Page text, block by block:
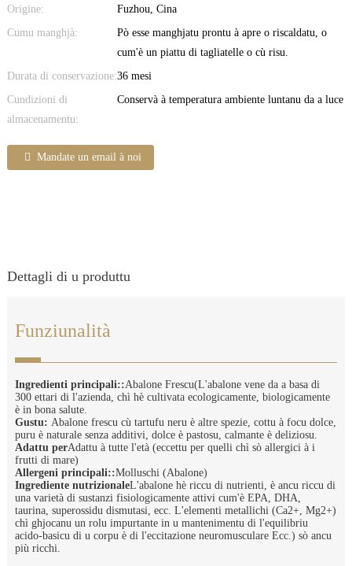
Origine:
Fuzhou, Cina
Cumu manghjà:
Pò esse manghjatu prontu à apre o riscaldatu, o
cum'è un piattu di tagliatelle o cù risu.
Durata di conservazione:36 mesi
Cundizioni di
almacenamentu:
Conservà à temperatura ambiente luntanu da a luce
Mandate un email à noi
Dettagli di u produttu
Funziunalità
Ingredienti principali::Abalone Frescu(L'abalone vene da a basa di
300 ettari di l'azienda, chì hè cultivata ecologicamente, biologicamente
è in bona salute.
Gustu: Abalone frescu cù tartufu neru è altre spezie, cottu à focu dolce,
puru è naturale senza additivi, dolce è pastosu, calmante è deliziosu.
Adattu perAdattu à tutte l'età (eccettu per quelli chì sò allergici à i
frutti di mare)
Allergeni principali::Molluschi (Abalone)
Ingrediente nutrizionaleL'abalone hè riccu di nutrienti, è ancu riccu di
una varietà di sustanzi fisiologicamente attivi cum'è EPA, DHA,
taurina, superossidu dismutasi, ecc. L'elementi metallichi (Ca2+, Mg2+)
chì ghjocanu un rolu impurtante in u mantenimentu di l'equilibriu
acido-basicu di u corpu è di l'eccitazione neuromusculare Ecc.) sò ancu
più ricchi.